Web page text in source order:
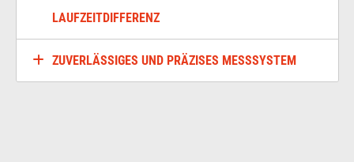
LAUFZEITDIFFERENZ
ZUVERLÄSSIGES UND PRÄZISES MESSSYSTEM